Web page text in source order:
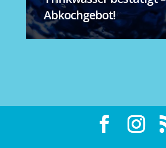
Abkochgebot!